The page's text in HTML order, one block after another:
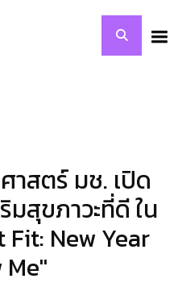
สตร์ มช. เปิด
มสุขภาวะที่ดี ใน
Fit: New Year
Me"